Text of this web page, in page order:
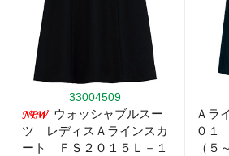
33004509
ウォッシャブルスー
ツ レディスＡラインスカ
ート ＦＳ２０１５Ｌ－１
Ａラ
０１
（５